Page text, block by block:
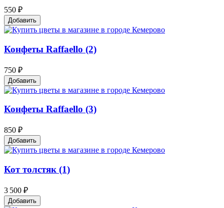
550 ₽
Добавить
Конфеты Raffaello (2)
750 ₽
Добавить
Конфеты Raffaello (3)
850 ₽
Добавить
Кот толстяк (1)
3 500 ₽
Добавить